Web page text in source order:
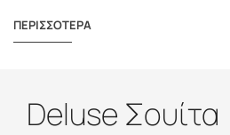
ΠΕΡΙΣΣΟΤΕΡΑ
Deluse Σουίτα